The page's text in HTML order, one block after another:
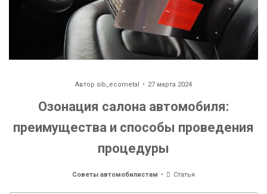
Автор sib_ecometal 27 марта 2024
Озонация салона автомобиля:
преимущества и способы проведения
процедуры
Советы автомобилистам Статья